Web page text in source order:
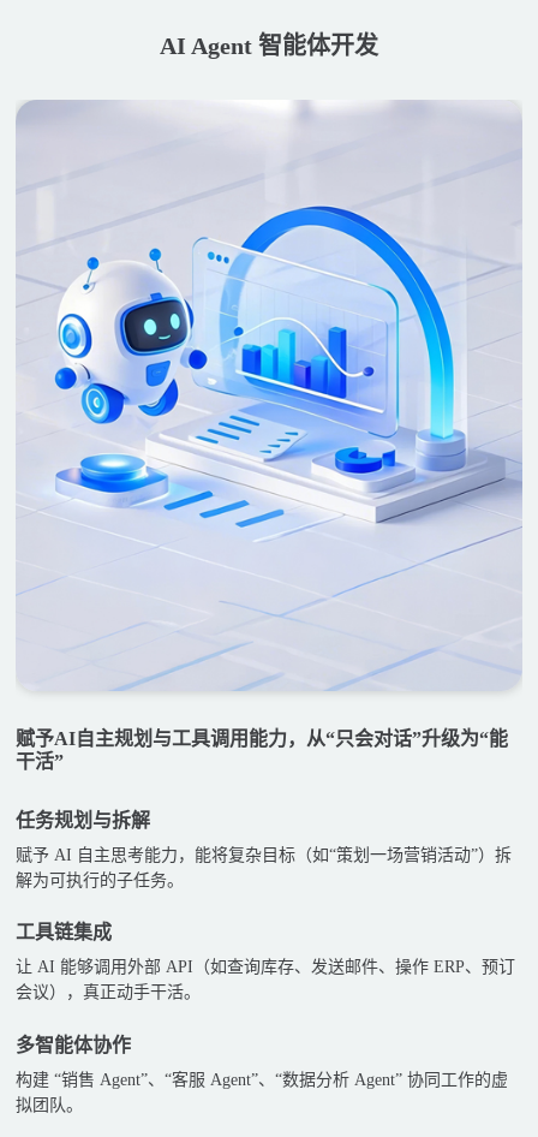
AI Agent 智能体开发
赋予AI自主规划与工具调用能力，从“只会对话”升级为“能
干活”
任务规划与拆解
赋予 AI 自主思考能力，能将复杂目标（如“策划一场营销活动”）拆
解为可执行的子任务。
工具链集成
让 AI 能够调用外部 API（如查询库存、发送邮件、操作 ERP、预订
会议），真正动手干活。
多智能体协作
构建 “销售 Agent”、“客服 Agent”、“数据分析 Agent” 协同工作的虚
拟团队。